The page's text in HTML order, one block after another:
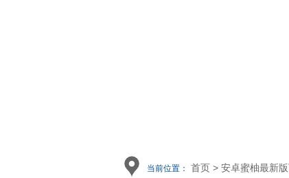
当前位置： 首页 > 安卓蜜柚最新